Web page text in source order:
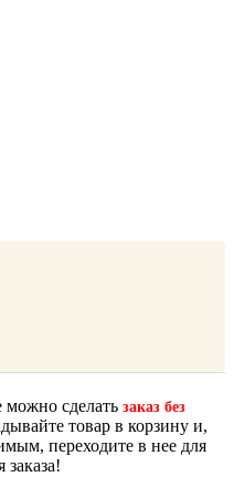
сделать заказ без
товар в корзину и,
переходите в нее для